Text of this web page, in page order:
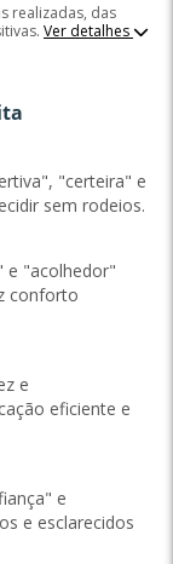
realizadas, das
Ver detalhes
"certeira" e
sem rodeios.
e "acolhedor"
conforto
e
eficiente e
e
e esclarecidos